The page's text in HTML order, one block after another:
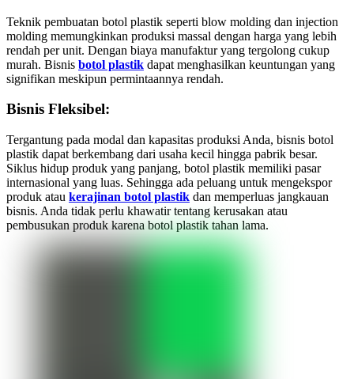
Teknik pembuatan botol plastik seperti blow molding dan injection
molding memungkinkan produksi massal dengan harga yang lebih
rendah per unit. Dengan biaya manufaktur yang tergolong cukup
murah. Bisnis botol plastik dapat menghasilkan keuntungan yang
signifikan meskipun permintaannya rendah.
Bisnis Fleksibel:
Tergantung pada modal dan kapasitas produksi Anda, bisnis botol
plastik dapat berkembang dari usaha kecil hingga pabrik besar.
Siklus hidup produk yang panjang, botol plastik memiliki pasar
internasional yang luas. Sehingga ada peluang untuk mengekspor
produk atau kerajinan botol plastik dan memperluas jangkauan
bisnis. Anda tidak perlu khawatir tentang kerusakan atau
pembusukan produk karena botol plastik tahan lama.